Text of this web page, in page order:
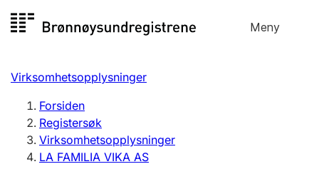
til
Meny
Registersøk
Aksjeselskap
Enkeltpersonforetak
Registrere, endre, slette
Virksomhetsopplysninger
Forsiden
Registersøk
Virksomhetsopplysninger
LA FAMILIA VIKA AS